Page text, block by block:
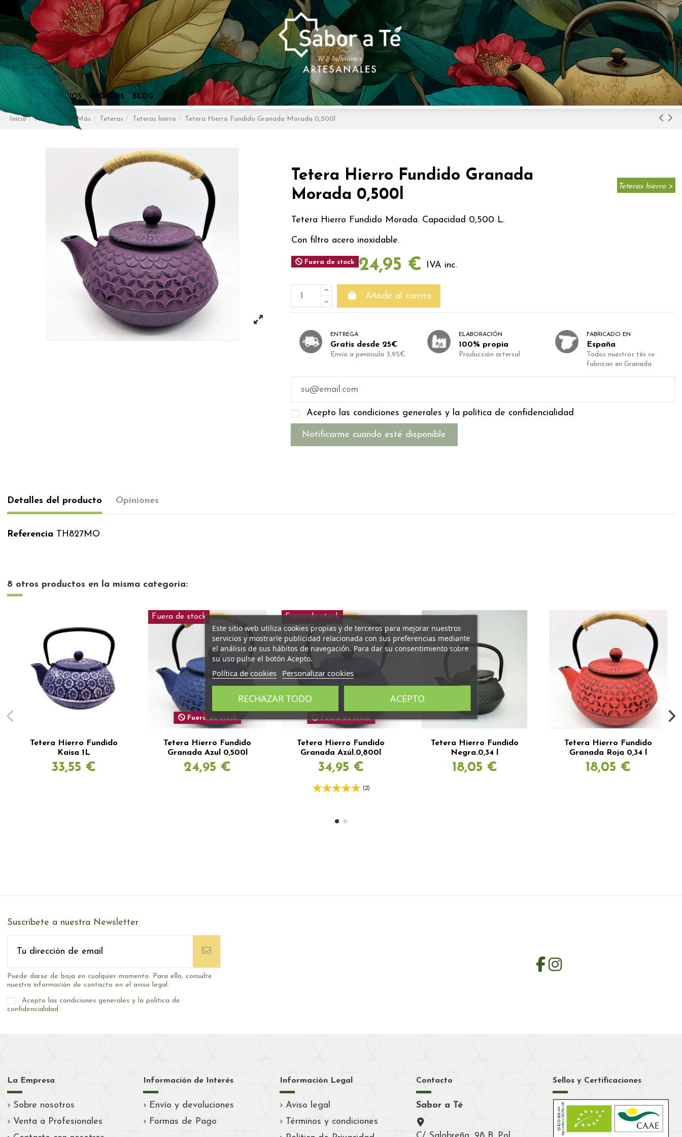
Inicio Accesorios y Más Teteras Teteras hierro Tetera Hierro Fundido Granada Morada 0,500l
Tetera Hierro Fundido Granada
Morada 0,500l
Teteras hierro >
Tetera Hierro Fundido Morada. Capacidad 0,500 L.
Con filtro acero inoxidable.
Fuera de stock 24,95 € IVA inc.
Añadir al carrito
ENTREGA
Gratis desde 25€
Envío a peninsula 3,95€
ELABORACIÓN
100% propia
Producción artersal
FABRICADO EN
España
Todos nuestros tés se
fabrican en Granada
Acepto las condiciones generales y la política de confidencialidad
Detalles del producto Opiniones
Referencia TH827MO
8 otros productos en la misma categoría:
Tetera Hierro Fundido
Kaisa 1L
33,55 €
Fuera de stock
Fuera de stock
Tetera Hierro Fundido
Granada Azul 0,500l
24,95 €
Fuera de stock
Fuera de stock
Tetera Hierro Fundido
Granada Azúl.0,800l
34,95 €
(2)
Tetera Hierro Fundido
Negra.0,34 l
18,05 €
Tetera Hierro Fundido
Granada Roja 0,34 l
18,05 €
Suscríbete a nuestra Newsletter
Puede darse de baja en cualquier momento. Para ello, consulte
nuestra información de contacto en el aviso legal.
Acepto las condiciones generales y la política de
confidencialidad
La Empresa
Sobre nosotros
Venta a Profesionales
Información de Interés
Envío y devoluciones
Formas de Pago
Información Legal
Aviso legal
Términos y condiciones
Contacto
Sabor a Té
Sellos y Certificaciones
Este sitio web utiliza cookies propias y de terceros para mejorar nuestros
servicios y mostrarle publicidad relacionada con sus preferencias mediante
el análisis de sus hábitos de navegación. Para dar su consentimiento sobre
su uso pulse el botón Acepto.
Política de cookies Personalizar cookies
RECHAZAR TODO ACEPTO